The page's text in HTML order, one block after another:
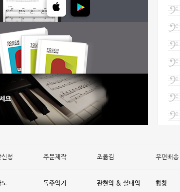
신청 주문제작 조옮김 우편배송
노 독주악기 관현악 & 실내악 합창